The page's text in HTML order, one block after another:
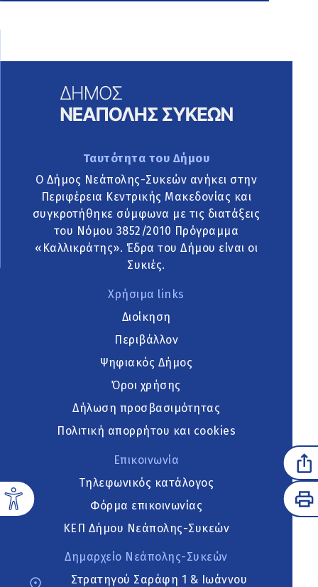
Ταυτότητα του Δήμου
Ο Δήμος Νεάπολης-Συκεών ανήκει στην
Περιφέρεια Κεντρικής Μακεδονίας και
συγκροτήθηκε σύμφωνα με τις διατάξεις
του Νόμου 3852/2010 Πρόγραμμα
«Καλλικράτης». Έδρα του Δήμου είναι οι
Συκιές.
Χρήσιμα links
Διοίκηση
Περιβάλλον
Ψηφιακός Δήμος
Όροι χρήσης
Δήλωση προσβασιμότητας
Πολιτική απορρήτου και cookies
Επικοινωνία
Τηλεφωνικός κατάλογος
Φόρμα επικοινωνίας
ΚΕΠ Δήμου Νεάπολης-Συκεών
Δημαρχείο Νεάπολης-Συκεών
Στρατηγού Σαράφη 1 & Ιωάννου